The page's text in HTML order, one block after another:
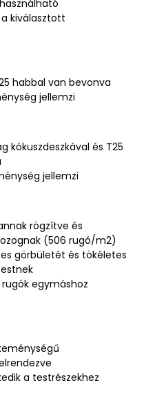
kiválasztott
habbal van bevonva
jellemzi
kókuszdeszkával és T25
jellemzi
rögzítve és
(506 rugó/m2)
görbületét és tökéletes
egymáshoz
a testrészekhez